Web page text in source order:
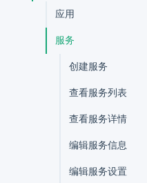
应用
服务
创建服务
查看服务列表
查看服务详情
编辑服务信息
编辑服务设置